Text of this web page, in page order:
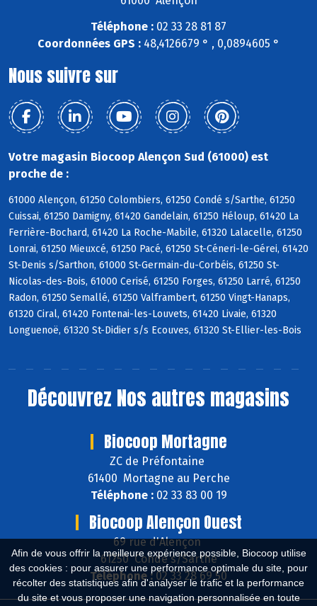
Afin de vous offrir la meilleure expérience possible, Biocoop utilise
des cookies : pour assurer une performance optimale du site, pour
récolter des statistiques afin d'analyser le trafic et la performance
du site et vous proposer une navigation personnalisée en toute
Téléphone : 02 33 28 81 87
Coordonnées GPS : 48,4126679 ° , 0,0894605 °
Nous suivre sur
Votre magasin Biocoop Alençon Sud (61000) est
proche de :
61000 Alençon, 61250 Colombiers, 61250 Condé s/Sarthe, 61250
Cuissai, 61250 Damigny, 61420 Gandelain, 61250 Héloup, 61420 La
Ferrière-Bochard, 61420 La Roche-Mabile, 61320 Lalacelle, 61250
Lonrai, 61250 Mieuxcé, 61250 Pacé, 61250 St-Céneri-le-Gérei, 61420
St-Denis s/Sarthon, 61000 St-Germain-du-Corbéis, 61250 St-
Nicolas-des-Bois, 61000 Cerisé, 61250 Forges, 61250 Larré, 61250
Radon, 61250 Semallé, 61250 Valframbert, 61250 Vingt-Hanaps,
61320 Ciral, 61420 Fontenai-les-Louvets, 61420 Livaie, 61320
Longuenoë, 61320 St-Didier s/s Ecouves, 61320 St-Ellier-les-Bois
Découvrez Nos autres magasins
Biocoop Mortagne
ZC de Préfontaine
61400 Mortagne au Perche
Téléphone :02 33 83 00 19
Biocoop Alençon Ouest
69 rue d'Alençon
61250 Condé s/Sarthe
Téléphone :02 33 28 69 50